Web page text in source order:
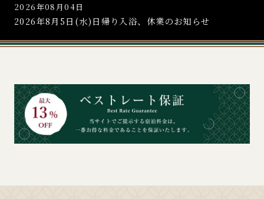
2026年08月04日
2026年8月5日(水)日帰り入浴、休業のお知らせ